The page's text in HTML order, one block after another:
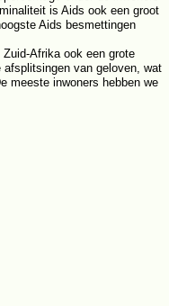
is Aids ook een groot
Aids besmettingen
Afrika ook een grote
van geloven, wat
meeste inwoners hebben we